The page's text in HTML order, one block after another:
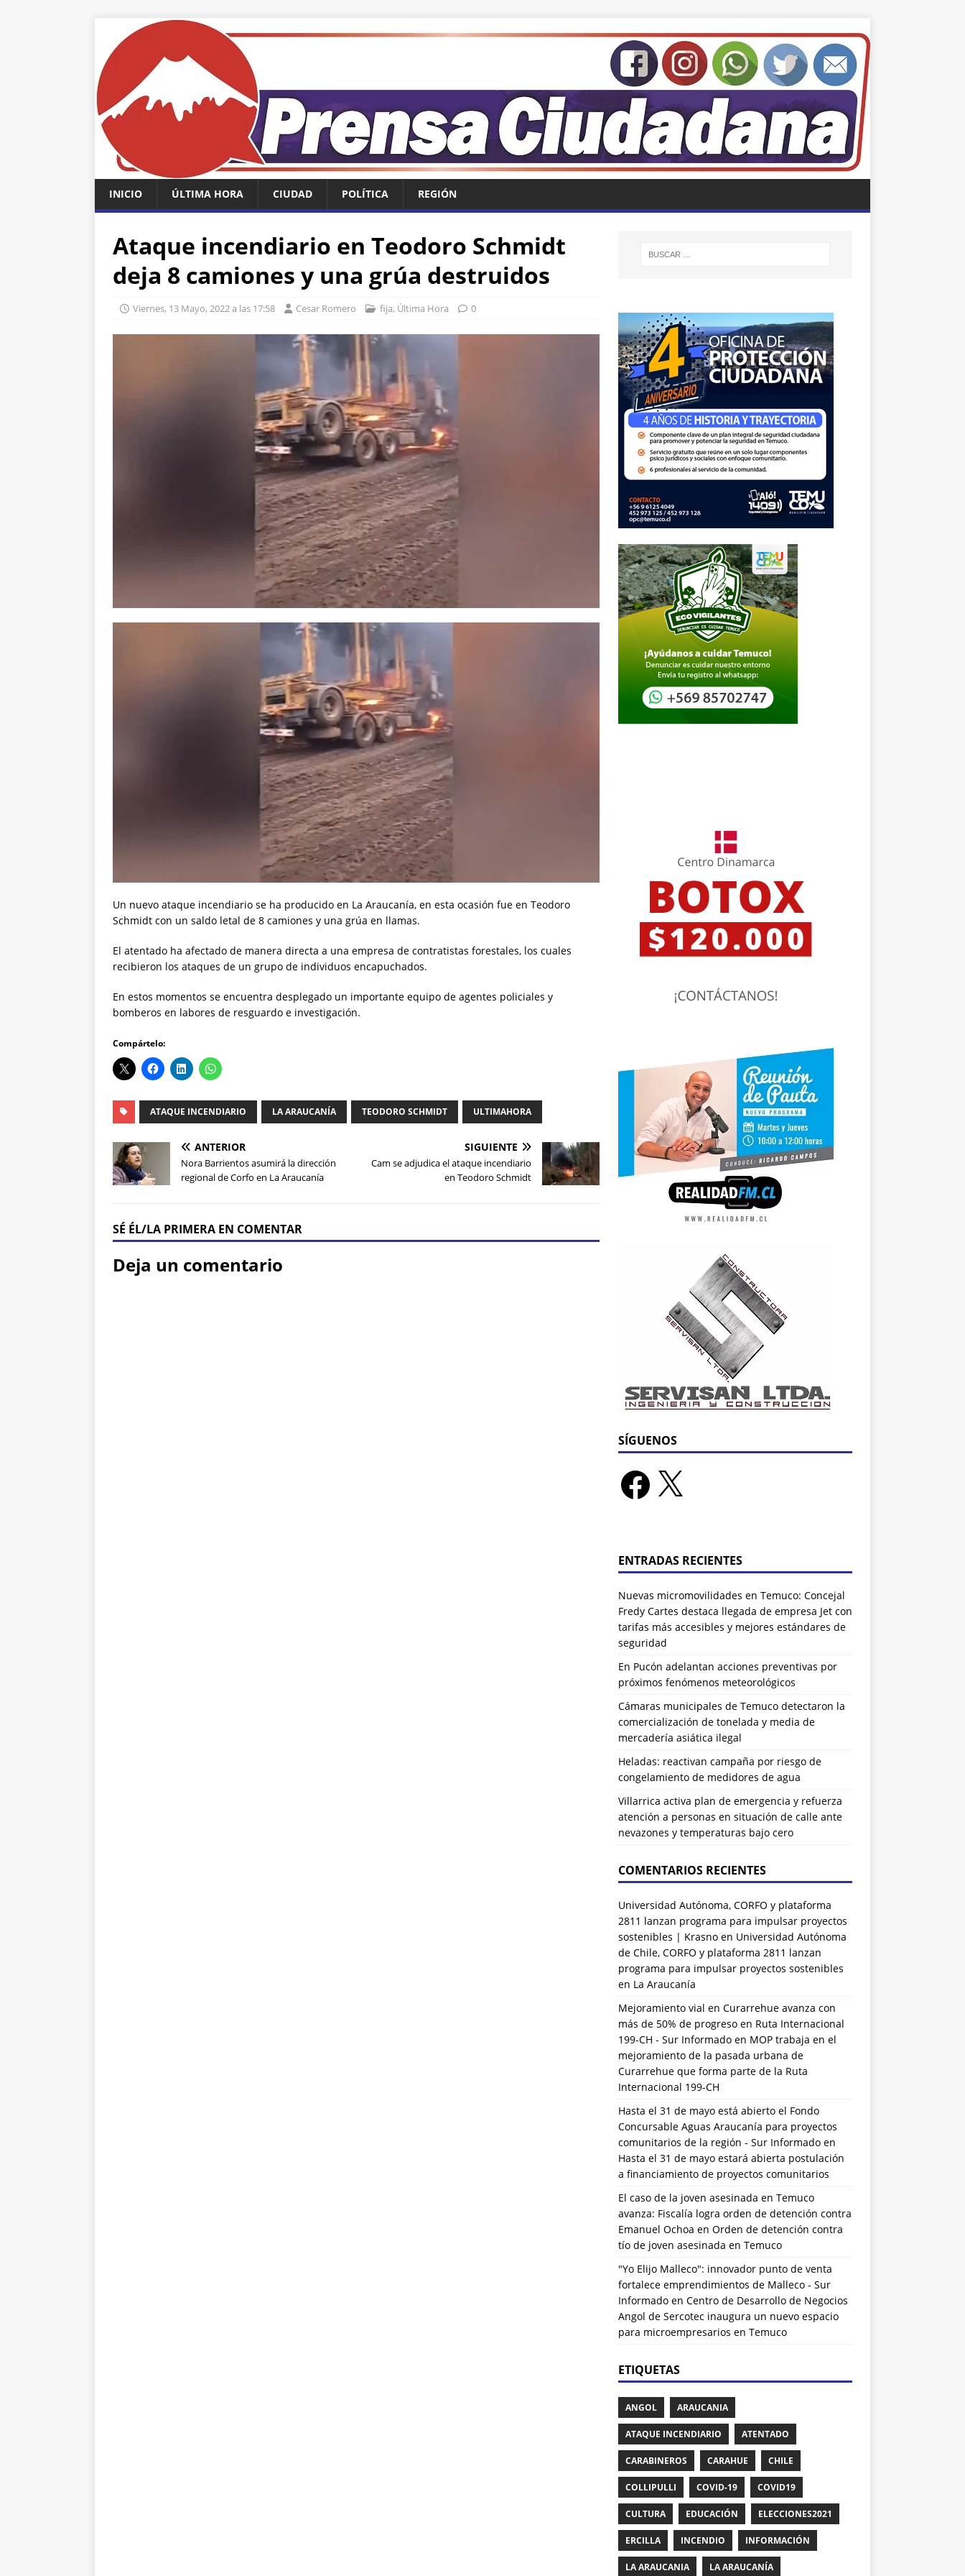
INICIO ÚLTIMA HORA CIUDAD POLÍTICA REGIÓN
Ataque incendiario en Teodoro Schmidt
deja 8 camiones y una grúa destruidos
Viernes, 13 Mayo, 2022 a las 17:58 Cesar Romero fija, Última Hora 0
Un nuevo ataque incendiario se ha producido en La Araucanía, en esta ocasión fue en Teodoro
Schmidt con un saldo letal de 8 camiones y una grúa en llamas.
El atentado ha afectado de manera directa a una empresa de contratistas forestales, los cuales
recibieron los ataques de un grupo de individuos encapuchados.
En estos momentos se encuentra desplegado un importante equipo de agentes policiales y
bomberos en labores de resguardo e investigación.
Compártelo:
ATAQUE INCENDIARIO LA ARAUCANÍA TEODORO SCHMIDT ULTIMAHORA
ANTERIOR
Nora Barrientos asumirá la dirección
regional de Corfo en La Araucanía
SIGUIENTE
Cam se adjudica el ataque incendiario
en Teodoro Schmidt
SÉ ÉL/LA PRIMERA EN COMENTAR
Deja un comentario
SÍGUENOS
ENTRADAS RECIENTES
Nuevas micromovilidades en Temuco: Concejal
Fredy Cartes destaca llegada de empresa Jet con
tarifas más accesibles y mejores estándares de
seguridad
En Pucón adelantan acciones preventivas por
próximos fenómenos meteorológicos
Cámaras municipales de Temuco detectaron la
comercialización de tonelada y media de
mercadería asiática ilegal
Heladas: reactivan campaña por riesgo de
congelamiento de medidores de agua
Villarrica activa plan de emergencia y refuerza
atención a personas en situación de calle ante
nevazones y temperaturas bajo cero
COMENTARIOS RECIENTES
Universidad Autónoma, CORFO y plataforma
2811 lanzan programa para impulsar proyectos
sostenibles | Krasnoen Universidad Autónoma
de Chile, CORFO y plataforma 2811 lanzan
programa para impulsar proyectos sostenibles
en La Araucanía
Mejoramiento vial en Curarrehue avanza con
más de 50% de progreso en Ruta Internacional
199-CH - Sur Informadoen MOP trabaja en el
mejoramiento de la pasada urbana de
Curarrehue que forma parte de la Ruta
Internacional 199-CH
Hasta el 31 de mayo está abierto el Fondo
Concursable Aguas Araucanía para proyectos
comunitarios de la región - Sur Informadoen
Hasta el 31 de mayo estará abierta postulación
a financiamiento de proyectos comunitarios
El caso de la joven asesinada en Temuco
avanza: Fiscalía logra orden de detención contra
Emanuel Ochoa en Orden de detención contra
tío de joven asesinada en Temuco
"Yo Elijo Malleco": innovador punto de venta
fortalece emprendimientos de Malleco - Sur
Informadoen Centro de Desarrollo de Negocios
Angol de Sercotec inaugura un nuevo espacio
para microempresarios en Temuco
ETIQUETAS
ANGOL ARAUCANIA
ATAQUE INCENDIARIO ATENTADO
CARABINEROS CARAHUE CHILE
COLLIPULLI COVID-19 COVID19
CULTURA EDUCACIÓN ELECCIONES2021
ERCILLA INCENDIO INFORMACIÓN
LA ARAUCANIA LA ARAUCANÍA